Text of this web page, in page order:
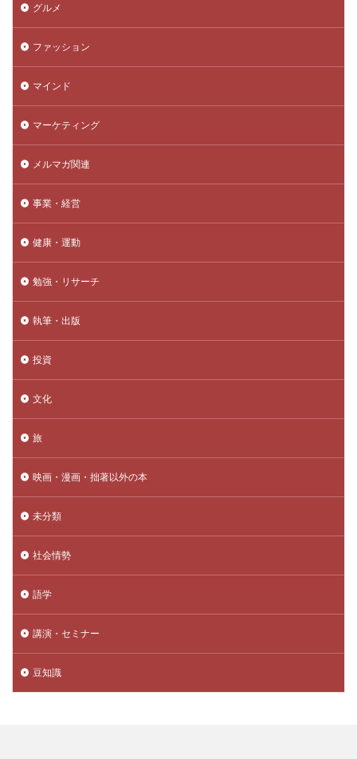
グルメ
ファッション
マインド
マーケティング
メルマガ関連
事業・経営
健康・運動
勉強・リサーチ
執筆・出版
投資
文化
旅
映画・漫画・拙著以外の本
未分類
社会情勢
語学
講演・セミナー
豆知識